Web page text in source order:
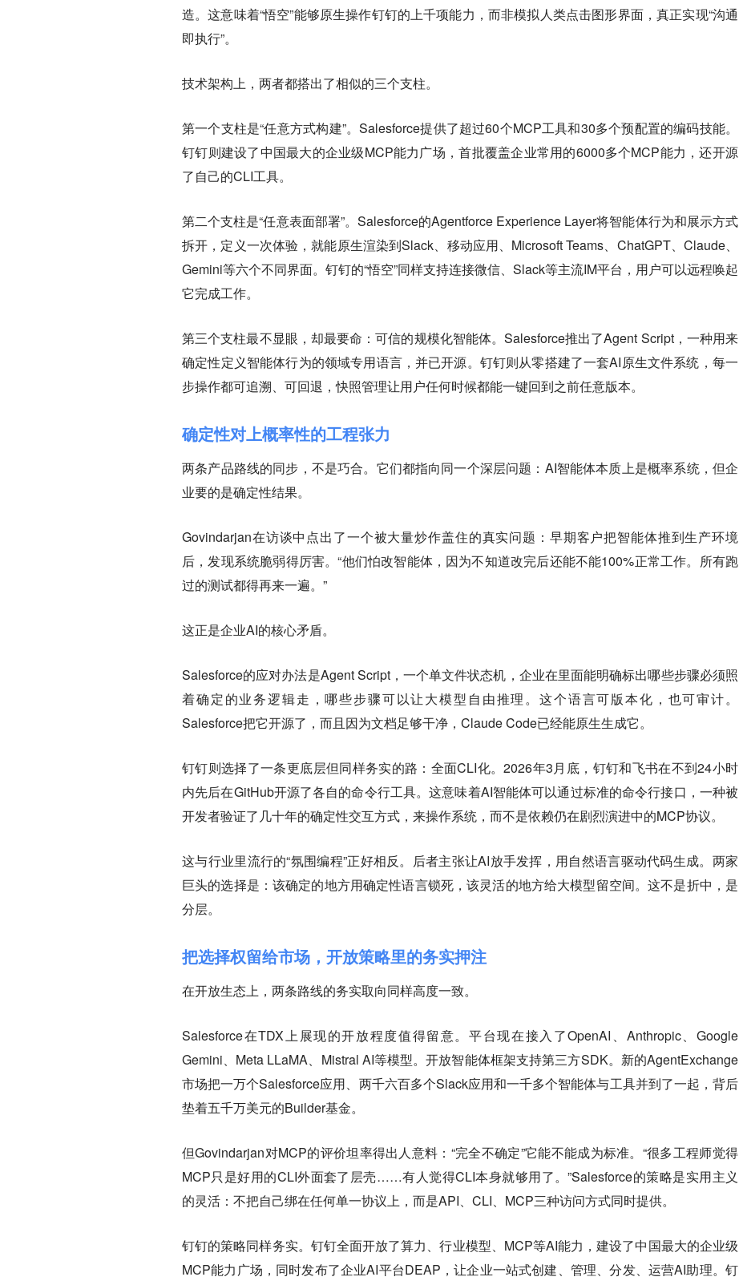
造。这意味着“悟空”能够原生操作钉钉的上千项能力，而非模拟人类点击图形界面，真正实现“沟通
即执行”。
技术架构上，两者都搭出了相似的三个支柱。
第一个支柱是“任意方式构建”。Salesforce提供了超过60个MCP工具和30多个预配置的编码技能。
钉钉则建设了中国最大的企业级MCP能力广场，首批覆盖企业常用的6000多个MCP能力，还开源
了自己的CLI工具。
第二个支柱是“任意表面部署”。Salesforce的Agentforce Experience Layer将智能体行为和展示方式
拆开，定义一次体验，就能原生渲染到Slack、移动应用、Microsoft Teams、ChatGPT、Claude、
Gemini等六个不同界面。钉钉的“悟空”同样支持连接微信、Slack等主流IM平台，用户可以远程唤起
它完成工作。
第三个支柱最不显眼，却最要命：可信的规模化智能体。Salesforce推出了Agent Script，一种用来
确定性定义智能体行为的领域专用语言，并已开源。钉钉则从零搭建了一套AI原生文件系统，每一
步操作都可追溯、可回退，快照管理让用户任何时候都能一键回到之前任意版本。
确定性对上概率性的工程张力
两条产品路线的同步，不是巧合。它们都指向同一个深层问题：AI智能体本质上是概率系统，但企
业要的是确定性结果。
Govindarjan在访谈中点出了一个被大量炒作盖住的真实问题：早期客户把智能体推到生产环境
后，发现系统脆弱得厉害。“他们怕改智能体，因为不知道改完后还能不能100%正常工作。所有跑
过的测试都得再来一遍。”
这正是企业AI的核心矛盾。
Salesforce的应对办法是Agent Script，一个单文件状态机，企业在里面能明确标出哪些步骤必须照
着确定的业务逻辑走，哪些步骤可以让大模型自由推理。这个语言可版本化，也可审计。
Salesforce把它开源了，而且因为文档足够干净，Claude Code已经能原生生成它。
钉钉则选择了一条更底层但同样务实的路：全面CLI化。2026年3月底，钉钉和飞书在不到24小时
内先后在GitHub开源了各自的命令行工具。这意味着AI智能体可以通过标准的命令行接口，一种被
开发者验证了几十年的确定性交互方式，来操作系统，而不是依赖仍在剧烈演进中的MCP协议。
这与行业里流行的“氛围编程”正好相反。后者主张让AI放手发挥，用自然语言驱动代码生成。两家
巨头的选择是：该确定的地方用确定性语言锁死，该灵活的地方给大模型留空间。这不是折中，是
分层。
把选择权留给市场，开放策略里的务实押注
在开放生态上，两条路线的务实取向同样高度一致。
Salesforce在TDX上展现的开放程度值得留意。平台现在接入了OpenAI、Anthropic、Google
Gemini、Meta LLaMA、Mistral AI等模型。开放智能体框架支持第三方SDK。新的AgentExchange
市场把一万个Salesforce应用、两千六百多个Slack应用和一千多个智能体与工具并到了一起，背后
垫着五千万美元的Builder基金。
但Govindarjan对MCP的评价坦率得出人意料：“完全不确定”它能不能成为标准。“很多工程师觉得
MCP只是好用的CLI外面套了层壳……有人觉得CLI本身就够用了。”Salesforce的策略是实用主义
的灵活：不把自己绑在任何单一协议上，而是API、CLI、MCP三种访问方式同时提供。
钉钉的策略同样务实。钉钉全面开放了算力、行业模型、MCP等AI能力，建设了中国最大的企业级
MCP能力广场，同时发布了企业AI平台DEAP，让企业一站式创建、管理、分发、运营AI助理。钉